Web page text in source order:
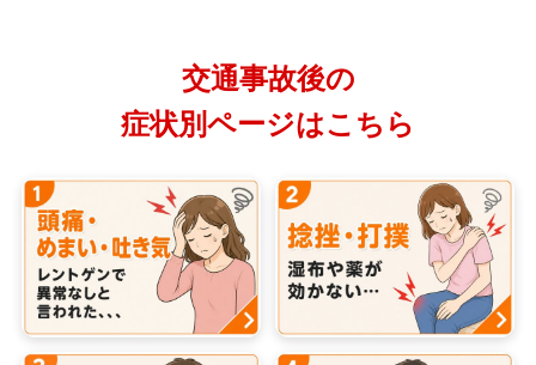
交通事故後の
症状別ページはこちら